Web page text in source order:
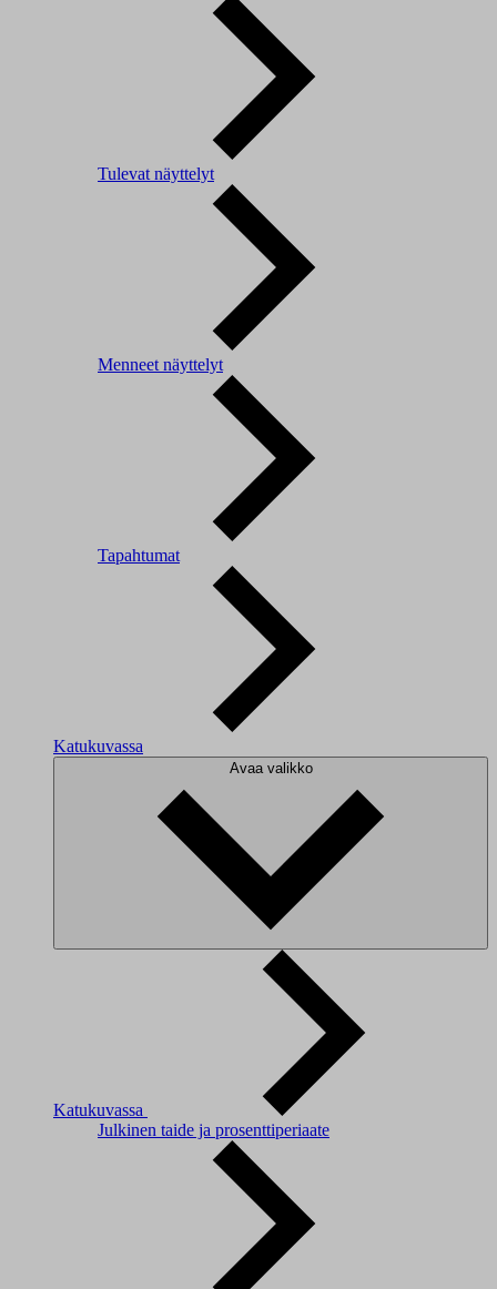
Tulevat näyttelyt
Menneet näyttelyt
Tapahtumat
Katukuvassa
Avaa valikko
Katukuvassa
Julkinen taide ja prosenttiperiaate